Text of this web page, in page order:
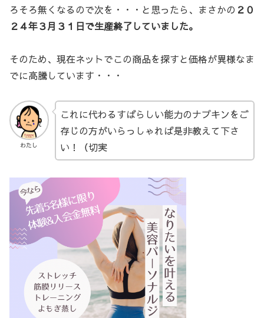
ろそろ無くなるので次を・・・と思ったら、まさかの ２０
２４年３月３１日で生産終了していました。
そのため、現在ネットでこの商品を探すと価格が異様なま
でに高騰しています・・・
わたし
これに代わるすばらしい能力のナプキンをご
存じの方がいらっしゃれば是非教えて下さ
い！（切実